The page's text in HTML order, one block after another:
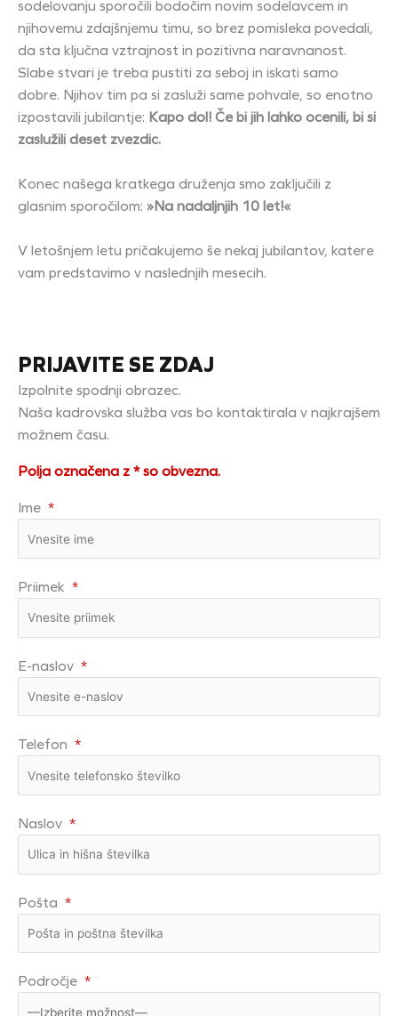
sodelovanju sporočili bodočim novim sodelavcem in
njihovemu zdajšnjemu timu, so brez pomisleka povedali,
da sta ključna vztrajnost in pozitivna naravnanost.
Slabe stvari je treba pustiti za seboj in iskati samo
dobre. Njihov tim pa si zasluži same pohvale, so enotno
izpostavili jubilantje: Kapo dol! Če bi jih lahko ocenili, bi si
zaslužili deset zvezdic.
Konec našega kratkega druženja smo zaključili z
glasnim sporočilom: »Na nadaljnjih 10 let!«
V letošnjem letu pričakujemo še nekaj jubilantov, katere
vam predstavimo v naslednjih mesecih.
PRIJAVITE SE ZDAJ
Izpolnite spodnji obrazec.
Naša kadrovska služba vas bo kontaktirala v najkrajšem
možnem času.
Polja označena z * so obvezna.
Ime *
Priimek *
E-naslov *
Telefon *
Naslov *
Pošta *
Področje *